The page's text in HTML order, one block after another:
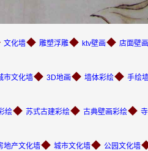
文化墙◆ 雕塑浮雕◆ ktv壁画◆ 店面壁画
市文化墙◆ 3D地画◆ 墙体彩绘◆ 手绘
绘◆ 苏式古建彩绘◆ 古典壁画彩绘◆
地产文化墙◆ 城市文化墙◆ 公园文化墙